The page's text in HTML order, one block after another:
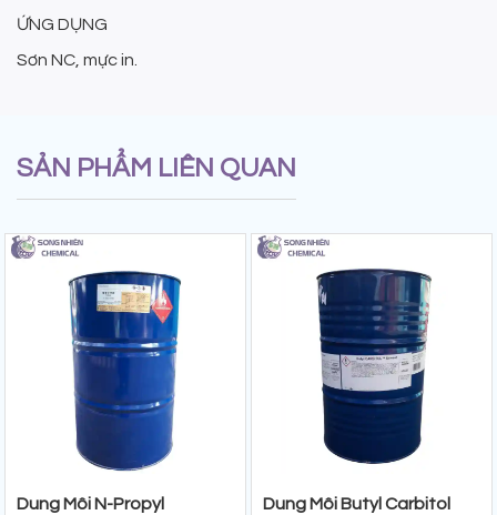
ỨNG DỤNG
Sơn NC, mực in.
SẢN PHẨM LIÊN QUAN
Dung Môi N-Propyl
Dung Môi Butyl Carbitol